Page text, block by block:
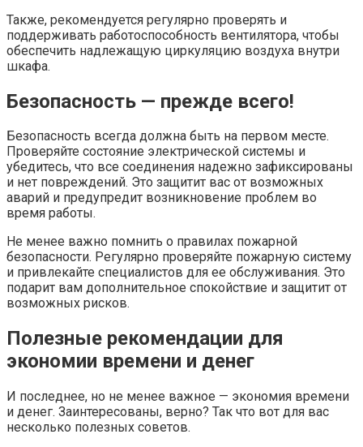
Также, рекомендуется регулярно проверять и
поддерживать работоспособность вентилятора, чтобы
обеспечить надлежащую циркуляцию воздуха внутри
шкафа.
Безопасность — прежде всего!
Безопасность всегда должна быть на первом месте.
Проверяйте состояние электрической системы и
убедитесь, что все соединения надежно зафиксированы
и нет повреждений. Это защитит вас от возможных
аварий и предупредит возникновение проблем во
время работы.
Не менее важно помнить о правилах пожарной
безопасности. Регулярно проверяйте пожарную систему
и привлекайте специалистов для ее обслуживания. Это
подарит вам дополнительное спокойствие и защитит от
возможных рисков.
Полезные рекомендации для
экономии времени и денег
И последнее, но не менее важное — экономия времени
и денег. Заинтересованы, верно? Так что вот для вас
несколько полезных советов.